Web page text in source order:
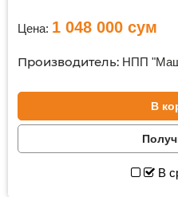
Цена: 1 048 000 сум
Производитель: НПП
В
В